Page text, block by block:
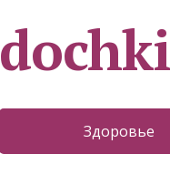
Здоровье